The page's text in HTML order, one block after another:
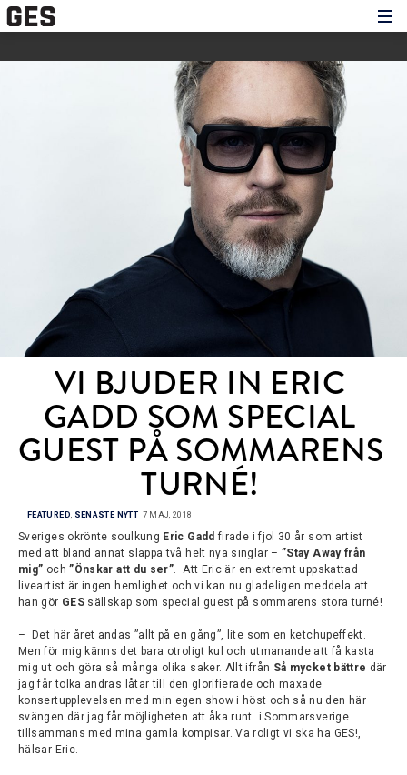
Medverkande
Historien om GES
Nyheter
Press
VI BJUDER IN ERIC
GADD SOM SPECIAL
GUEST PÅ SOMMARENS
TURNÉ!
FEATURED SENASTE NYTT 7 MAJ, 2018
Sveriges okrönte soulkung Eric Gadd firade i fjol 30 år som artist
med att bland annat släppa två helt nya singlar – ”Stay Away från
mig” och”Önskar att du ser”. Att Eric är en extremt uppskattad
liveartist är ingen hemlighet och vi kan nu gladeligen meddela att
han gör GESsällskap som special guest på sommarens stora turné!
– Det här året andas ”allt på en gång”, lite som en ketchupeffekt.
Men för mig känns det bara otroligt kul och utmanande att få kasta
mig ut och göra så många olika saker. Allt ifrån Så mycket bättre där
jag får tolka andras låtar till den glorifierade och maxade
konsertupplevelsen med min egen show i höst och så nu den här
svängen där jag får möjligheten att åka runt i Sommarsverige
tillsammans med mina gamla kompisar. Va roligt vi ska ha GES!,
hälsar Eric.